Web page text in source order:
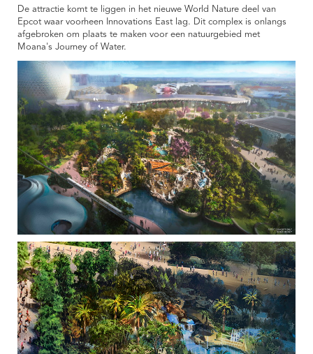
De attractie komt te liggen in het nieuwe World Nature deel van
Epcot waar voorheen Innovations East lag. Dit complex is onlangs
afgebroken om plaats te maken voor een natuurgebied met
Moana's Journey of Water.